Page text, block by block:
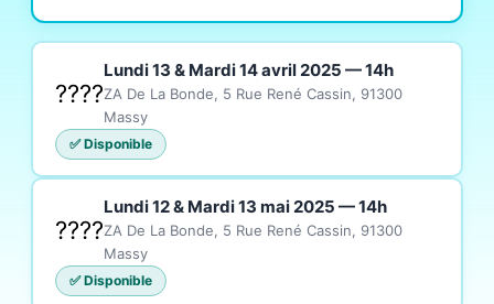
????
Lundi 13 & Mardi 14 avril 2025 — 14h
ZA De La Bonde, 5 Rue René Cassin, 91300
Massy
✅ Disponible
????
Lundi 12 & Mardi 13 mai 2025 — 14h
ZA De La Bonde, 5 Rue René Cassin, 91300
Massy
✅ Disponible